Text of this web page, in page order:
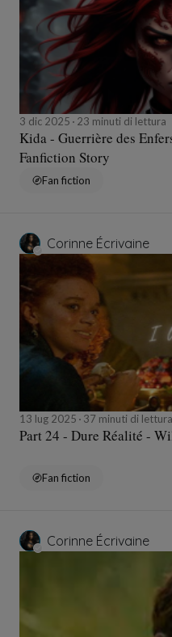
3 dic 2025 23 minuti di lettura
Kida - Guerrière des
Fanfiction Story
Fan fiction
Corinne Écrivaine
13 lug 2025 37 minuti di lettura
Part 24 - Dure Réalité -
Fan fiction
Corinne Écrivaine